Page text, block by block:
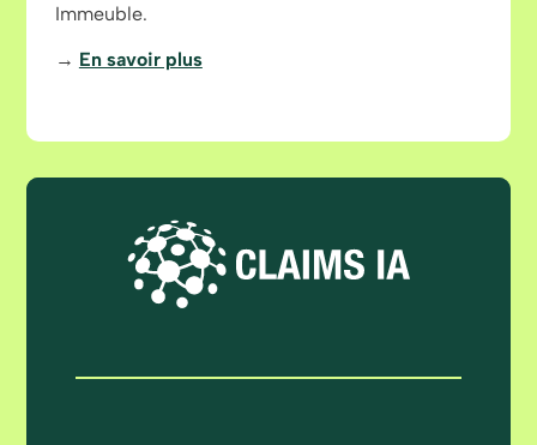
Immeuble.
→ En savoir plus